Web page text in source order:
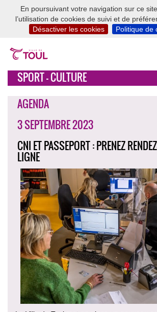
En poursuivant votre navigation sur ce
l’utilisation de cookies de suivi et de
Désactiver les cookies
Politique de
SPORT - CULTURE
AGENDA
3 SEPTEMBRE 2023
CNI ET PASSEPORT : PRENEZ
LIGNE